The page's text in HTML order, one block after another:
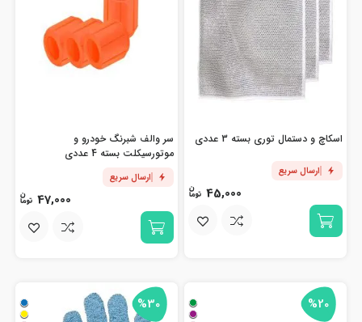
اسکاچ و دستمال توری بسته 3 عددی
ارسال سریع
45,000
سر والف شبرنگ خودرو و
موتورسیکلت بسته 4 عددی
ارسال سریع
47,000
%20
%30